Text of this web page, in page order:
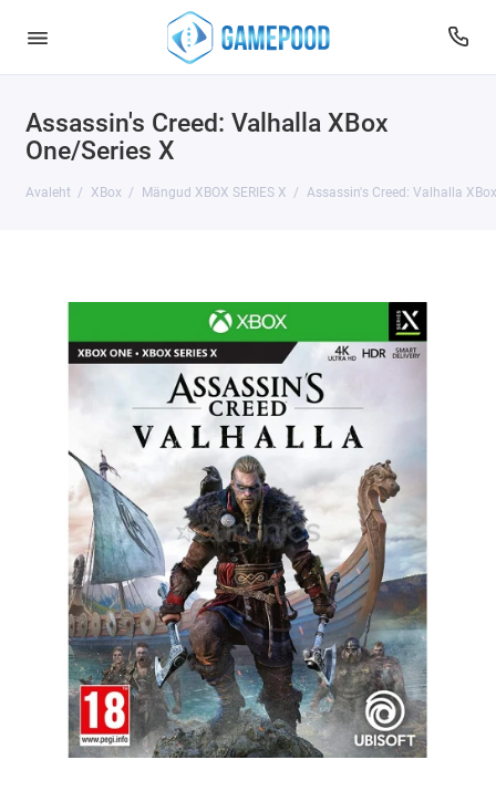
Assassin's Creed: Valhalla XBox
One/Series X
Avaleht XBox Mängud XBOX SERIES X Assassin's Creed: Valhalla